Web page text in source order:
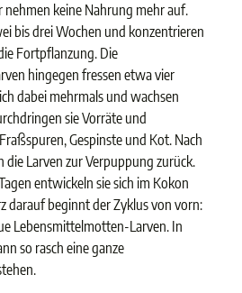
nehmen keine Nahrung mehr auf.
bis drei Wochen und konzentrieren
Fortpflanzung. Die
hingegen fressen etwa vier
dabei mehrmals und wachsen
sie Vorräte und
Gespinste und Kot. Nach
die Larven zur Verpuppung zurück.
entwickeln sie sich im Kokon
darauf beginnt der Zyklus von vorn:
Lebensmittelmotten-Larven. In
so rasch eine ganze